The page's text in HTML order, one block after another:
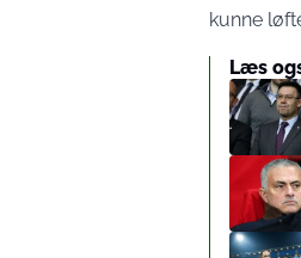
kunne
Læs